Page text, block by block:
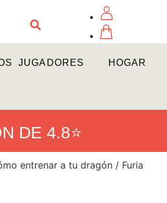
JUGADORES HOGAR
DE 4.8⭐
entrenar a tu dragón / Furia